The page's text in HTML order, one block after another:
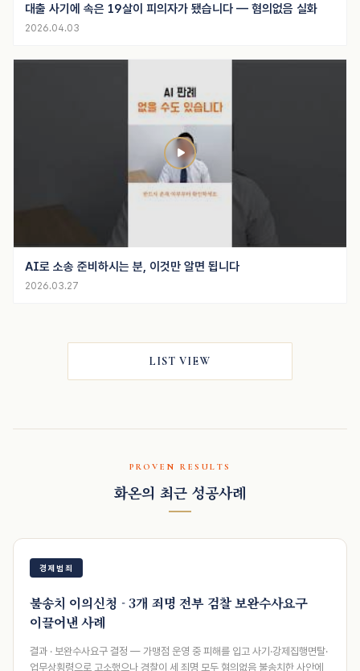
대출 사기에 속은 19살이 피의자가 됐습니다 — 혐의없음 실화
2026.04.03
AI로 소송 준비하시는 분, 이것만 알면 됩니다
2026.03.27
LIST VIEW
PROVEN RESULTS
화온의 최근 성공사례
경제범죄
불송치 이의신청 - 3개 죄명 전부 검찰 보완수사요구
이끌어낸 사례
결과 · 보완수사요구 결정 — 가맹점 운영 중 피해를 입고 사기·강제집행면탈·
업무상횡령으로 고소했으나 경찰이 세 죄명 모두 혐의없음 불송치한 사안에